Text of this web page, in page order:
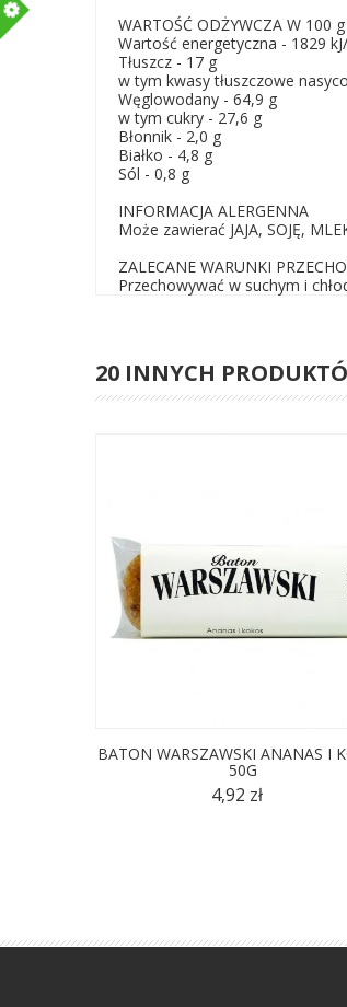
WARTOŚĆ ODŻYWCZA W 100 g
Wartość energetyczna - 1829
Tłuszcz - 17 g
w tym kwasy tłuszczowe
Węglowodany - 64,9 g
w tym cukry - 27,6 g
Błonnik - 2,0 g
Białko - 4,8 g
Sól - 0,8 g
INFORMACJA ALERGENNA
Może zawierać JAJA, SOJĘ,
ZALECANE WARUNKI
Przechowywać w suchym i
20 INNYCH
BATON WARSZAWSKI ANANAS I
50G
4,92 zł